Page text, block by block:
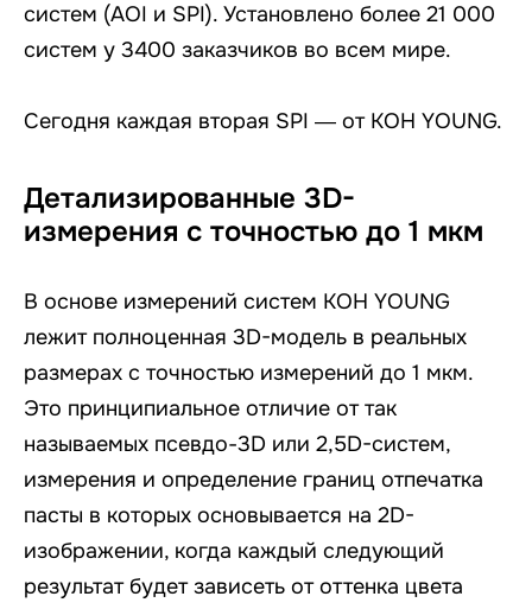
систем (AOI и SPI). Установлено более 21 000
систем у 3400 заказчиков во всем мире.
Сегодня каждая вторая SPI — от KOH YOUNG.
Детализированные 3D-
измерения с точностью до 1 мкм
В основе измерений систем KOH YOUNG
лежит полноценная 3D-модель в реальных
размерах с точностью измерений до 1 мкм.
Это принципиальное отличие от так
называемых псевдо-3D или 2,5D-систем,
измерения и определение границ отпечатка
пасты в которых основывается на 2D-
изображении, когда каждый следующий
результат будет зависеть от оттенка цвета